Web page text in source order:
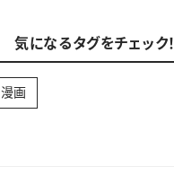
気になるタグをチェック！
漫画